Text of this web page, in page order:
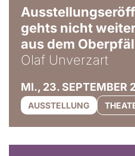
gehts nicht
aus dem
Olaf Unverzart
MI., 23. SEPTEMBER
AUSSTELLUNG